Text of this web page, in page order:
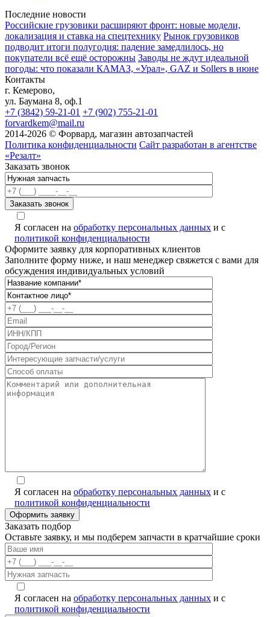
Последние новости
Российские грузовики расширяют фронт: новые модели,
локализация и ставка на спецтехнику Рынок грузовиков
подводит итоги полугодия: падение замедлилось, но
покупатели всё ещё осторожны Заводы не ждут идеальной
погоды: что показали КАМАЗ, «Урал», GAZ и Sollers в июне
Контакты
г. Кемерово,
ул. Баумана 8, оф.1
+7 (3842) 59-21-01 +7 (902) 755-21-01
forvardkem@mail.ru
2014-2026 © Форвард, магазин автозапчастей
Политика конфиденциальности Сайт разработан в агентстве
«Резалт»
Заказать звонок
Я согласен на обработку персональных данных и с
политикой конфиденциальности
Оформите заявку для корпоративных клиентов
Заполните форму ниже, и наш менеджер свяжется с вами для
обсуждения индивидуальных условий
Я согласен на обработку персональных данных и с
политикой конфиденциальности
Заказать подбор
Оставьте заявку, и мы подберем запчасти в кратчайшие сроки
Я согласен на обработку персональных данных и с
политикой конфиденциальности